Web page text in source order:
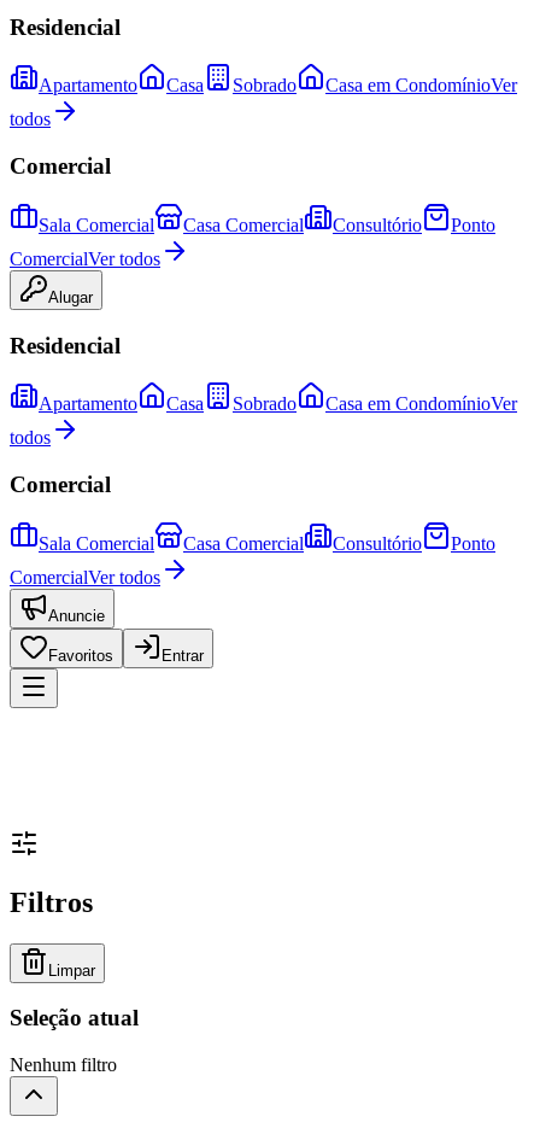
Residencial
Apartamento Casa Sobrado Casa em CondomínioVer
todos
Comercial
Sala Comercial Casa Comercial Consultório
Ponto
ComercialVer todos
Alugar
Residencial
Apartamento Casa Sobrado Casa em CondomínioVer
todos
Comercial
Sala Comercial Casa Comercial Consultório
Ponto
ComercialVer todos
Anuncie
Favoritos Entrar
Filtros
Limpar
Seleção atual
Nenhum filtro